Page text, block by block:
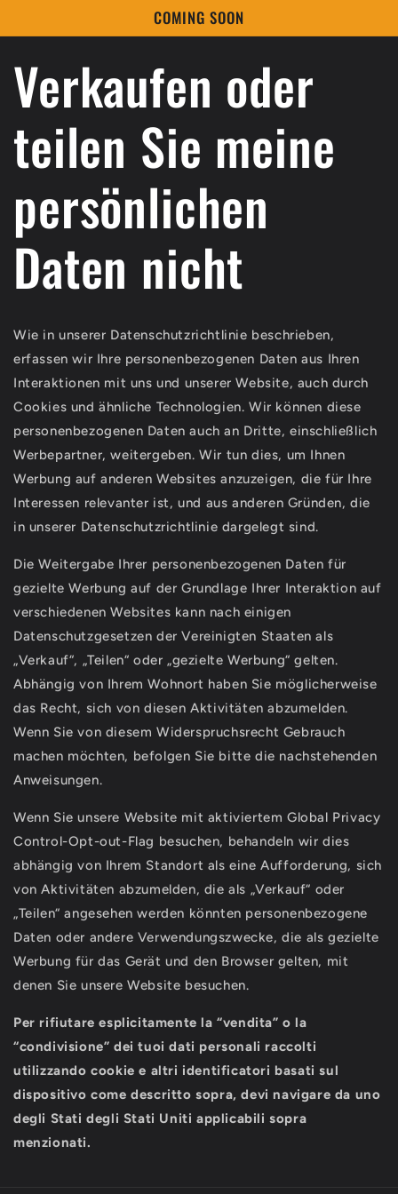
Inhalt
COMING SOON
Verkaufen oder
teilen Sie meine
persönlichen
Daten nicht
Wie in unserer Datenschutzrichtlinie beschrieben,
erfassen wir Ihre personenbezogenen Daten aus Ihren
Interaktionen mit uns und unserer Website, auch durch
Cookies und ähnliche Technologien. Wir können diese
personenbezogenen Daten auch an Dritte, einschließlich
Werbepartner, weitergeben. Wir tun dies, um Ihnen
Werbung auf anderen Websites anzuzeigen, die für Ihre
Interessen relevanter ist, und aus anderen Gründen, die
in unserer Datenschutzrichtlinie dargelegt sind.
Die Weitergabe Ihrer personenbezogenen Daten für
gezielte Werbung auf der Grundlage Ihrer Interaktion auf
verschiedenen Websites kann nach einigen
Datenschutzgesetzen der Vereinigten Staaten als
„Verkauf“, „Teilen“ oder „gezielte Werbung“ gelten.
Abhängig von Ihrem Wohnort haben Sie möglicherweise
das Recht, sich von diesen Aktivitäten abzumelden.
Wenn Sie von diesem Widerspruchsrecht Gebrauch
machen möchten, befolgen Sie bitte die nachstehenden
Anweisungen.
Wenn Sie unsere Website mit aktiviertem Global Privacy
Control-Opt-out-Flag besuchen, behandeln wir dies
abhängig von Ihrem Standort als eine Aufforderung, sich
von Aktivitäten abzumelden, die als „Verkauf“ oder
„Teilen“ angesehen werden könnten personenbezogene
Daten oder andere Verwendungszwecke, die als gezielte
Werbung für das Gerät und den Browser gelten, mit
denen Sie unsere Website besuchen.
Per rifiutare esplicitamente la “vendita” o la
“condivisione” dei tuoi dati personali raccolti
utilizzando cookie e altri identificatori basati sul
dispositivo come descritto sopra, devi navigare da uno
degli Stati degli Stati Uniti applicabili sopra
menzionati.